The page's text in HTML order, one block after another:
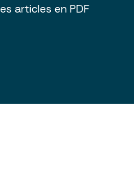
articles en PDF